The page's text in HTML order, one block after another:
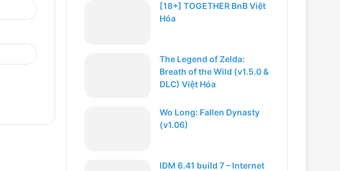
[18+] TOGETHER BnB Việt
Hóa
The Legend of Zelda:
Breath of the Wild (v1.5.0 &
DLC) Việt Hóa
Wo Long: Fallen Dynasty
(v1.06)
IDM 6.41 build 7 – Internet